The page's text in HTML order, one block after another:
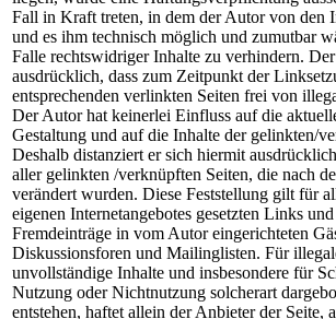
Fall in Kraft treten, in dem der Autor von den
und es ihm technisch möglich und zumutbar
Falle rechtswidriger Inhalte zu verhindern.
ausdrücklich, dass zum Zeitpunkt der
entsprechenden verlinkten Seiten frei von
Der Autor hat keinerlei Einfluss auf die
Gestaltung und auf die Inhalte der gelinkten/
Deshalb distanziert er sich hiermit
aller gelinkten /verknüpften Seiten, die nach
verändert wurden. Diese Feststellung gilt für
eigenen Internetangebotes gesetzten Links
Fremdeinträge in vom Autor eingerichteten
Diskussionsforen und Mailinglisten. Für
unvollständige Inhalte und insbesondere für
Nutzung oder Nichtnutzung solcherart
entstehen, haftet allein der Anbieter der Seite,